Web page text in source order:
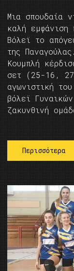
Μια σπουδαία
καλή εμφάνιση
Βόλεϊ το
της
Κουμπλή
σετ (25-16,
αγωνιστική
βόλεϊ
ζακυνθινή
Περισσότερα